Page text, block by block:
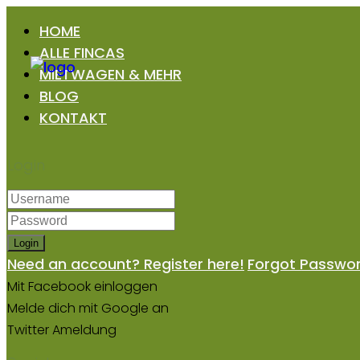
HOME
ALLE FINCAS
MIETWAGEN & MEHR
BLOG
KONTAKT
Login
Login
Need an account? Register here! Forgot
Mit Facebook einloggen
Melde dich mit Google an
Twitter Ameldung